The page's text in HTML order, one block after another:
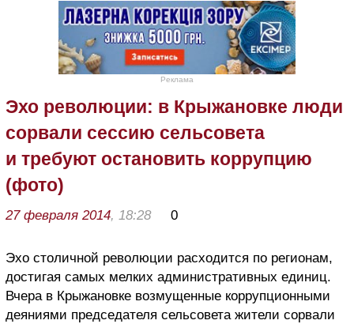
Реклама
Эхо революции: в Крыжановке люди
сорвали сессию сельсовета
и требуют остановить коррупцию
(фото)
27 февраля 2014, 18:28 0
Эхо столичной революции расходится по регионам,
достигая самых мелких административных единиц.
Вчера в Крыжановке возмущенные коррупционными
деяниями председателя сельсовета жители сорвали